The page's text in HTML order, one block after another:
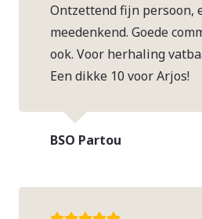
Ontzettend fijn persoon,
meedenkend. Goede
ook. Voor herhaling
Een dikke 10 voor Arjos!
BSO Partou